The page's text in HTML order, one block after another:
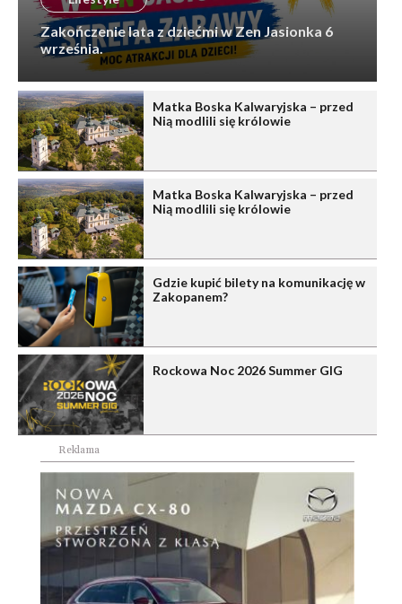
Zakończenie lata z dziećmi w Zen Jasionka 6
września.
Matka Boska Kalwaryjska – przed
Nią modlili się królowie
Matka Boska Kalwaryjska – przed
Nią modlili się królowie
Gdzie kupić bilety na komunikację w
Zakopanem?
Rockowa Noc 2026 Summer GIG
Reklama